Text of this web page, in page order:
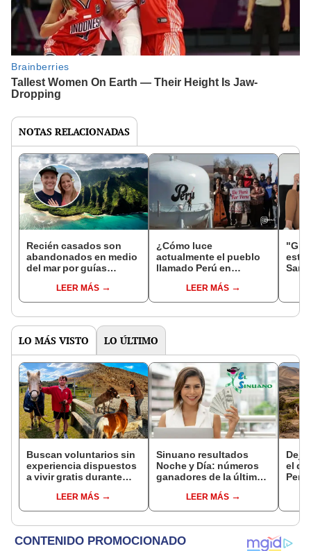
NOTAS RELACIONADAS
Recién casados son
abandonados en medio
del mar por guías
LEER MÁS
¿Cómo luce
actualmente el pueblo
llamado Perú en
sensación hace 12
años?
LEER MÁS
LO MÁS VISTO LO ÚLTIMO
Buscan voluntarios sin
experiencia dispuestos
a vivir gratis durante
cuidar caballos, burros
y otros animales
LEER MÁS
Sinuano resultados
Noche y Día: números
ganadores de la última
HOY viernes 7 de agosto
LEER MÁS
Dejó
el